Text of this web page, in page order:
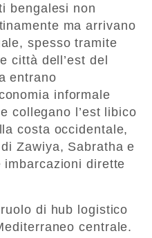
bengalesi non
maarrivano
, spesso tramite
città dell’est del
entrano
informale
collegano l’est libico
costa occidentale,
diZawiya, Sabratha e
dirette
di hub logistico
centrale.